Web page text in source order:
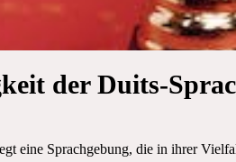
der Duits-
eine Sprachgebung, die in ihrer